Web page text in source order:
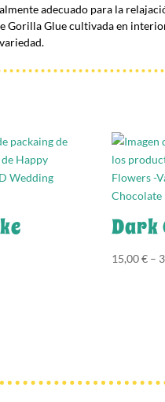
adecuado para la
Gorilla Glue cultivada en
Dark
15,00€ –